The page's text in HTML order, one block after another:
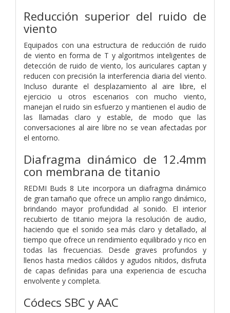
Reducción superior del ruido de
viento
Equipados con una estructura de reducción de ruido
de viento en forma de T y algoritmos inteligentes de
detección de ruido de viento, los auriculares captan y
reducen con precisión la interferencia diaria del viento.
Incluso durante el desplazamiento al aire libre, el
ejercicio u otros escenarios con mucho viento,
manejan el ruido sin esfuerzo y mantienen el audio de
las llamadas claro y estable, de modo que las
conversaciones al aire libre no se vean afectadas por
el entorno.
Diafragma dinámico de 12.4mm
con membrana de titanio
REDMI Buds 8 Lite incorpora un diafragma dinámico
de gran tamaño que ofrece un amplio rango dinámico,
brindando mayor profundidad al sonido. El interior
recubierto de titanio mejora la resolución de audio,
haciendo que el sonido sea más claro y detallado, al
tiempo que ofrece un rendimiento equilibrado y rico en
todas las frecuencias. Desde graves profundos y
llenos hasta medios cálidos y agudos nítidos, disfruta
de capas definidas para una experiencia de escucha
envolvente y completa.
Códecs SBC y AAC